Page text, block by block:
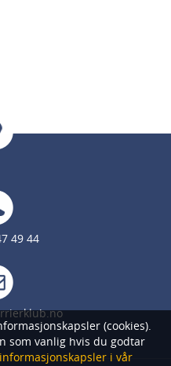
49 44
(cookies).
som vanlig hvis du godtar
i vår